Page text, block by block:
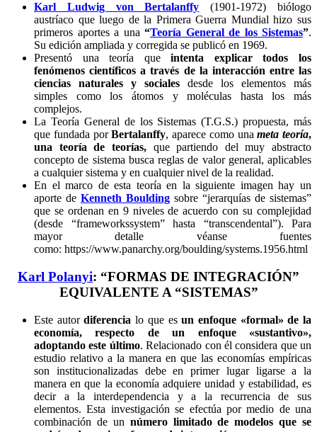
Karl Ludwig von Bertalanffy (1901-1972) biólogo
austríaco que luego de la Primera Guerra Mundial hizo sus
primeros aportes a una “Teoría General de los Sistemas”.
Su edición ampliada y corregida se publicó en 1969.
Presentó una teoría queintenta explicar todos los
fenómenos científicos a través de la interacción entre las
ciencias naturales y sociales desde los elementos más
simples como los átomos y moléculas hasta los más
complejos.
La Teoría General de los Sistemas (T.G.S.) propuesta, más
que fundada porBertalanffy, aparece como unameta teoría,
una teoría de teorías,que partiendo del muy abstracto
concepto de sistema busca reglas de valor general, aplicables
a cualquier sistema y en cualquier nivel de la realidad.
En el marco de esta teoría en la siguiente imagen hay un
aporte de Kenneth Boulding sobre “jerarquías de sistemas”
que se ordenan en 9 niveles de acuerdo con su complejidad
(desde “frameworkssystem” hasta “transcendental”). Para
mayor detalle véanse fuentes
como: https://www.panarchy.org/boulding/systems.1956.html
Karl Polanyi: “FORMAS DE INTEGRACIÓN”
EQUIVALENTE A “SISTEMAS”
Este autordiferencia lo que esun enfoque «formal» de la
economía, respecto de un enfoque «sustantivo»,
adoptando este último. Relacionado con él considera que un
estudio relativo a la manera en que las economías empíricas
son institucionalizadas debe en primer lugar ligarse a la
manera en que la economía adquiere unidad y estabilidad, es
decir a la interdependencia y a la recurrencia de sus
elementos. Esta investigación se efectúa por medio de una
combinación de un número limitado de modelos que se